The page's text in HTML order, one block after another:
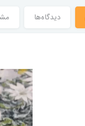
دیدگاه‌ها